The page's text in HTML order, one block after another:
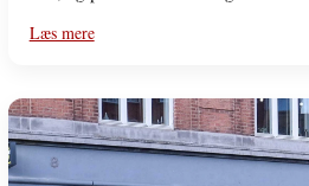
Læs mere